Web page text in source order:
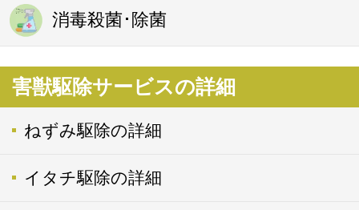
消毒殺菌･除菌
害獣駆除サービスの詳細
ねずみ駆除の詳細
イタチ駆除の詳細